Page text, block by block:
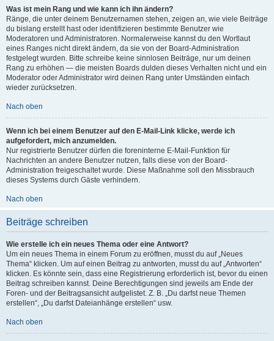
Was ist mein Rang und wie kann ich ihn ändern?
Ränge, die unter deinem Benutzernamen stehen, zeigen an, wie viele Beiträge
du bislang erstellt hast oder identifizieren bestimmte Benutzer wie
Moderatoren und Administratoren. Normalerweise kannst du den Wortlaut
eines Ranges nicht direkt ändern, da sie von der Board-Administration
festgelegt wurden. Bitte schreibe keine sinnlosen Beiträge, nur um deinen
Rang zu erhöhen — die meisten Boards dulden dieses Verhalten nicht und ein
Moderator oder Administrator wird deinen Rang unter Umständen einfach
wieder zurücksetzen.
Nach oben
Wenn ich bei einem Benutzer auf den E-Mail-Link klicke, werde ich
aufgefordert, mich anzumelden.
Nur registrierte Benutzer dürfen die foreninterne E-Mail-Funktion für
Nachrichten an andere Benutzer nutzen, falls diese von der Board-
Administration freigeschaltet wurde. Diese Maßnahme soll den Missbrauch
dieses Systems durch Gäste verhindern.
Nach oben
Beiträge schreiben
Wie erstelle ich ein neues Thema oder eine Antwort?
Um ein neues Thema in einem Forum zu eröffnen, musst du auf „Neues
Thema“ klicken. Um auf einen Beitrag zu antworten, musst du auf „Antworten“
klicken. Es könnte sein, dass eine Registrierung erforderlich ist, bevor du einen
Beitrag schreiben kannst. Deine Berechtigungen sind jeweils am Ende der
Foren- und der Beitragsansicht aufgelistet. Z. B. „Du darfst neue Themen
erstellen“, „Du darfst Dateianhänge erstellen“ usw.
Nach oben